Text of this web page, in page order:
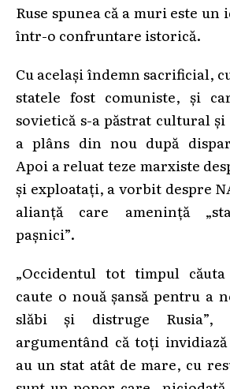
Ruse spunea că a muri este un
într-o confruntare istorică.
Cu același îndemn sacrificial,
statele fost comuniste, și
sovietică s-a păstrat cultural
a plâns din nou după
Apoi a reluat teze marxiste
și exploatați, a vorbit despre
alianță care amenință
pașnici”.
„Occidentul tot timpul
caute o nouă șansă pentru a
slăbi și distruge Rusia”,
argumentând că toți
au un stat atât de mare, cu